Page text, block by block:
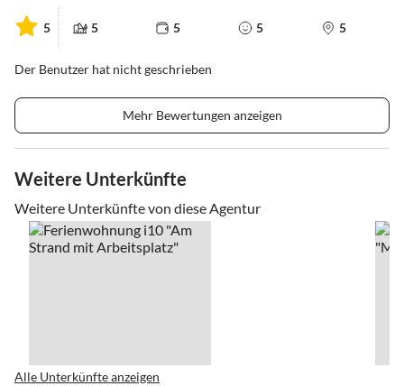
5 5 5 5 5
Der Benutzer hat nicht geschrieben
Mehr Bewertungen anzeigen
Weitere Unterkünfte
Weitere Unterkünfte von diese Agentur
Alle Unterkünfte anzeigen